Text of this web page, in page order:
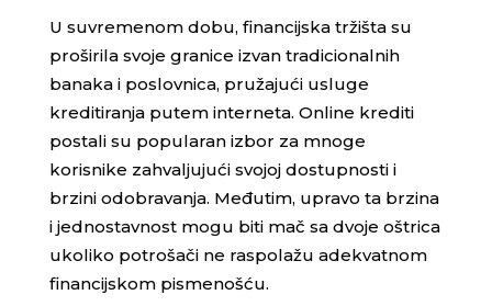
U suvremenom dobu, financijska tržišta su
proširila svoje granice izvan tradicionalnih
banaka i poslovnica, pružajući usluge
kreditiranja putem interneta. Online krediti
postali su popularan izbor za mnoge
korisnike zahvaljujući svojoj dostupnosti i
brzini odobravanja. Međutim, upravo ta brzina
i jednostavnost mogu biti mač sa dvoje oštrica
ukoliko potrošači ne raspolažu adekvatnom
financijskom pismenošću.